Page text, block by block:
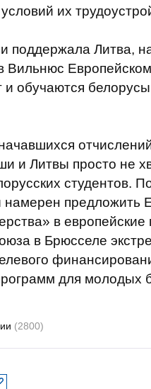
их
поддержала Литва,
Вильнюс
и обучаются
отчислений
и Литвы просто не
студентов.
намерен
в
в Брюсселе
для молодых
(2800)